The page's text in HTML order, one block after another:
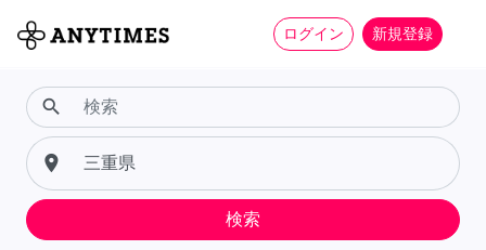
ログイン 新規登録
search
place
検索